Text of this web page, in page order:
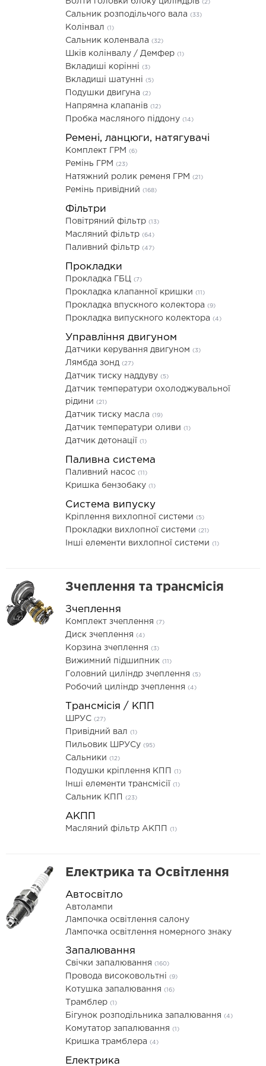
(2)
Сальник розподільчого вала (33)
Колінвал (1)
Сальник коленвала (32)
Шків колінвалу / Демфер (1)
Вкладиші корінні (3)
Вкладиші шатунні (5)
Подушки двигуна (2)
Напрямна клапанів (12)
Пробка масляного піддону (14)
Ремені, ланцюги, натягувачі
Комплект ГРМ (6)
Ремінь ГРМ (23)
Натяжний ролик ременя ГРМ (21)
Ремінь привідний (168)
Фільтри
Повітряний фільтр (13)
Масляний фільтр (64)
Паливний фільтр (47)
Прокладки
Прокладка ГБЦ (7)
Прокладка клапанної кришки (11)
Прокладка впускного колектора (9)
Прокладка випускного колектора (4)
Управління двигуном
Датчики керування двигуном (3)
Лямбда зонд (27)
Датчик тиску наддуву (5)
Датчик температури охолоджувальної
рідини (21)
Датчик тиску масла (19)
Датчик температури оливи (1)
Датчик детонації (1)
Паливна система
Паливний насос (11)
Кришка бензобаку (1)
Система випуску
Кріплення вихлопної системи (5)
Прокладки вихлопної системи (21)
Інші елементи вихлопної системи (1)
Зчеплення та трансмісія
Зчеплення
Комплект зчеплення (7)
Диск зчеплення (4)
Корзина зчеплення (3)
Вижимний підшипник (11)
Головний циліндр зчеплення (5)
Робочий циліндр зчеплення (4)
Трансмісія / КПП
ШРУС (27)
Привідний вал (1)
Пильовик ШРУСу (95)
Сальники (12)
Подушки кріплення КПП (1)
Інші елементи трансмісії (1)
Сальник КПП (23)
АКПП
Масляний фільтр АКПП (1)
Електрика та Освітлення
Автосвітло
Автолампи
Лампочка освітлення салону
Лампочка освітлення номерного знаку
Запалювання
Свічки запалювання (160)
Провода високовольтні (9)
Котушка запалювання (16)
Трамблер (1)
Бігунок розподільника запалювання (4)
Комутатор запалювання (1)
Кришка трамблера (4)
Електрика